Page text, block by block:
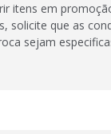
itens em
solicite que as
sejam